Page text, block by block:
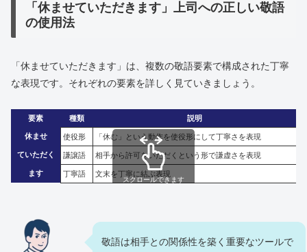
「休ませていただきます」上司への正しい敬語
の使用法
「休ませていただきます」は、複数の敬語要素で構成された丁寧
な表現です。それぞれの要素を詳しく見ていきましょう。
要素 種類 説明
休ませ 使役形 「休む」という動作を使役形にして丁寧さを表現
ていただく 謙譲語 相手から許可をいただくという形で謙虚さを表現
ます 丁寧語 文末を丁寧に結ぶ表現
スクロールできます
敬語は相手との関係性を築く重要なツールで